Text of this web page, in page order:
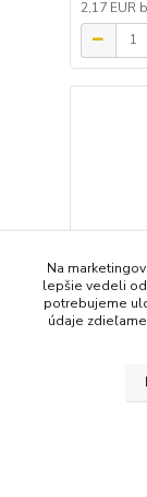
2,17 EUR
3,65
Na
lepšie vedeli
potrebujeme
údaje